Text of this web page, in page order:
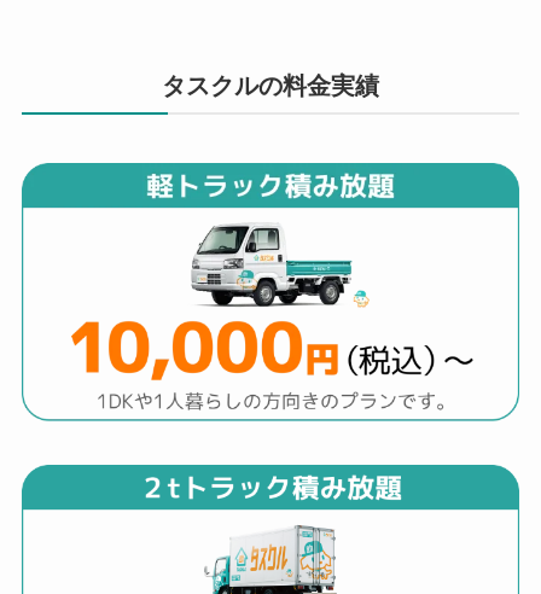
タスクルの料金実績